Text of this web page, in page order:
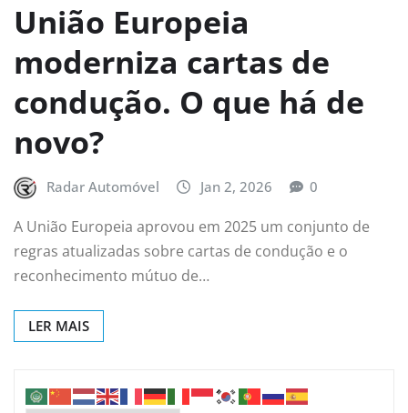
União Europeia
moderniza cartas de
condução. O que há de
novo?
Radar Automóvel Jan 2, 2026 0
A União Europeia aprovou em 2025 um conjunto de
regras atualizadas sobre cartas de condução e o
reconhecimento mútuo de…
LER MAIS